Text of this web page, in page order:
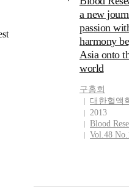
feasibility
benefit of
dasatinib as
therapy
HSCT.
extensive
clinical trials
needed to
whether the
a new
passion
harmony
Asia onto
world
구홍회
대한혈액
2013
Blood
Vol.48